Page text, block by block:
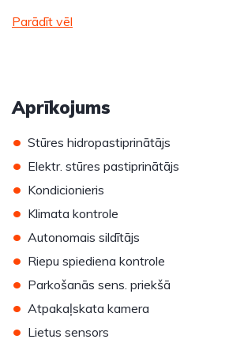
Parādīt vēl
Aprīkojums
• Stūres hidropastiprinātājs
• Elektr. stūres pastiprinātājs
• Kondicionieris
• Klimata kontrole
• Autonomais sildītājs
• Riepu spiediena kontrole
• Parkošanās sens. priekšā
• Atpakaļskata kamera
• Lietus sensors